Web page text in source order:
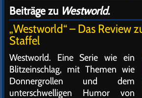
Beiträge zu Westworld.
„Westworld“ – Das Review
Staffel
Westworld. Eine Serie wie ein
Blitzeinschlag, mit Themen wie
Donnergrollen und dem
unterschwelligen Humor von